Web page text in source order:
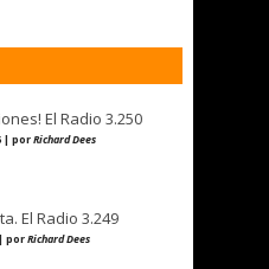
El Radio 3.250
| porRichard Dees
El Radio 3.249
porRichard Dees